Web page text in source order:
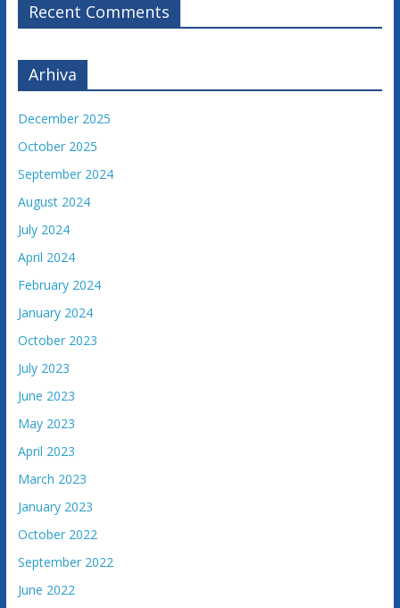
Recent Comments
Arhiva
December 2025
October 2025
September 2024
August 2024
July 2024
April 2024
February 2024
January 2024
October 2023
July 2023
June 2023
May 2023
April 2023
March 2023
January 2023
October 2022
September 2022
June 2022